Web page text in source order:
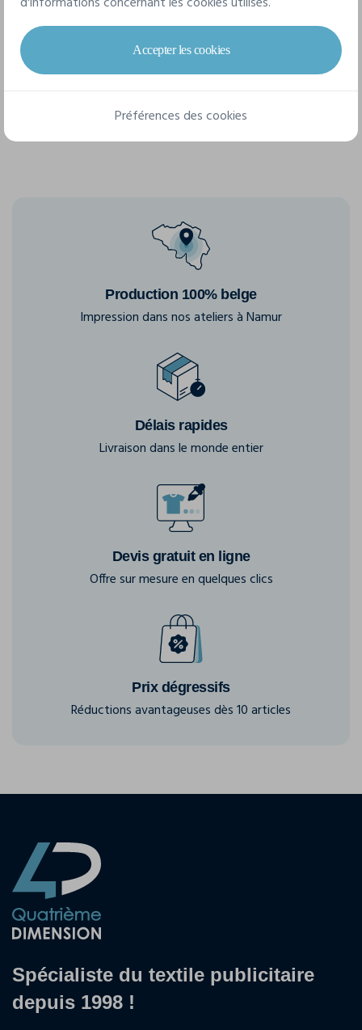
3 tailles disponibles
Production 100% belge
Impression dans nos ateliers à Namur
Délais rapides
Livraison dans le monde entier
Devis gratuit en ligne
Offre sur mesure en quelques clics
Prix dégressifs
Réductions avantageuses dès 10 articles
Spécialiste du textile publicitaire
depuis 1998 !
Accepter les cookies
Préférences des cookies